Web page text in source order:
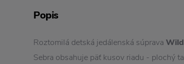
Popis
Roztomilá detská jedálenská súprava
Sebra obsahuje päť kusov riadu - plochý